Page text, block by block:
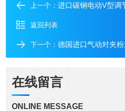
上一个： 进口碳钢电动V型调
返回列表
下一个： 德国进口气动对夹
在线留言
ONLINE MESSAGE